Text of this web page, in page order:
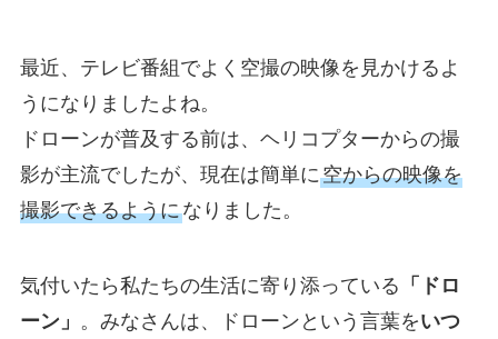
最近、テレビ番組でよく空撮の映像を見かけるよ
うになりましたよね。
ドローンが普及する前は、ヘリコプターからの撮
影が主流でしたが、現在は簡単に空からの映像を
撮影できるようになりました。
気付いたら私たちの生活に寄り添っている 「ドロ
ーン」 。みなさんは、ドローンという言葉をいつ